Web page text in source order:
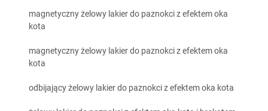
magnetyczny żelowy lakier do paznokci z efektem oka
kota
magnetyczny żelowy lakier do paznokci z efektem oka
kota
odbijający żelowy lakier do paznokci z efektem oka kota